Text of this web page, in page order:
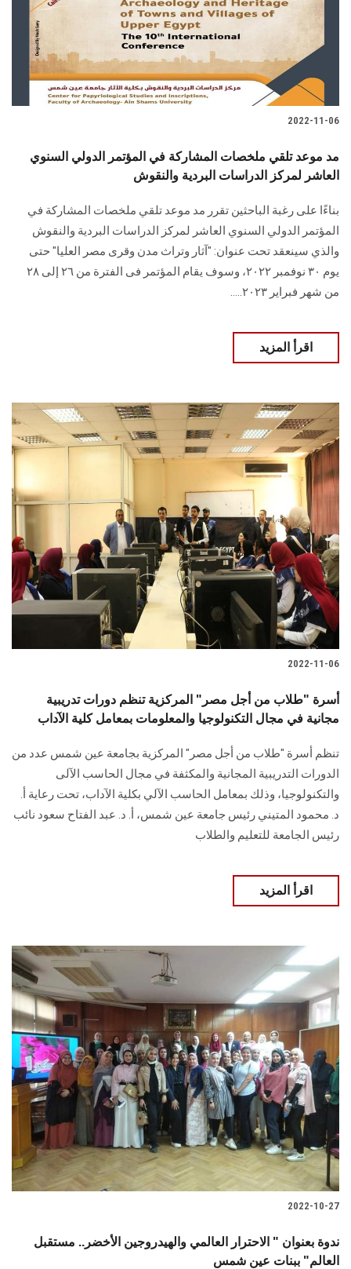
2022-11-06
مد موعد تلقي ملخصات المشاركة في المؤتمر الدولي السنوي
العاشر لمركز الدراسات البردية والنقوش
بناءًا على رغبة الباحثين تقرر مد موعد تلقي ملخصات المشاركة في
المؤتمر الدولي السنوي العاشر لمركز الدراسات البردية والنقوش
والذي سينعقد تحت عنوان: "آثار وتراث مدن وقرى مصر العليا" حتى
يوم ٣٠ نوفمبر ٢٠٢٢، وسوف يقام المؤتمر فى الفترة من ٢٦ إلى ٢٨
من شهر فبراير ٢٠٢٣.....
اقرأ المزيد
2022-11-06
أسرة "طلاب من أجل مصر" المركزية تنظم دورات تدريبية
مجانية في مجال التكنولوجيا والمعلومات بمعامل كلية الآداب
تنظم أسرة "طلاب من أجل مصر" المركزية بجامعة عين شمس عدد من
الدورات التدريبية المجانية والمكثفة في مجال الحاسب الآلى
والتكنولوجيا، وذلك بمعامل الحاسب الآلي بكلية الآداب، تحت رعاية أ.
د. محمود المتيني رئيس جامعة عين شمس، أ. د. عبد الفتاح سعود نائب
رئيس الجامعة للتعليم والطلاب
اقرأ المزيد
2022-10-27
ندوة بعنوان " الاحترار العالمي والهيدروجين الأخضر.. مستقبل
العالم" ببنات عين شمس